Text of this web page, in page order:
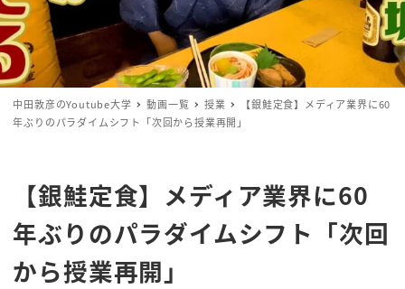
中田敦彦のYoutube大学 動画一覧 授業
【銀鮭定食】メディア業界に60
年ぶりのパラダイムシフト「次回から授業再開」
【銀鮭定食】メディア業界に60
年ぶりのパラダイムシフト「次回
から授業再開」